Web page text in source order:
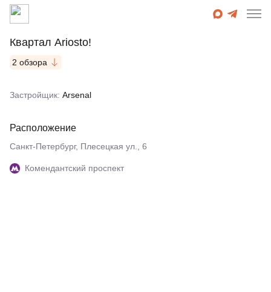
Квартал Ariosto!
2 обзора
Застройщик: Arsenal
Расположение
Санкт-Петербург, Плесецкая ул., 6
Комендантский проспект